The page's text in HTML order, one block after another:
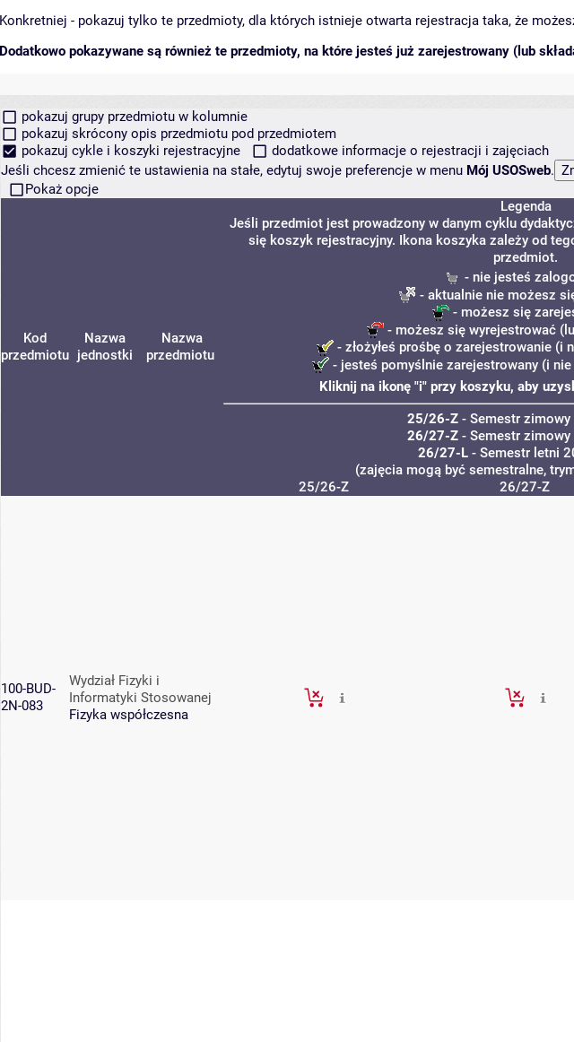
Konkretniej - pokazuj tylko te przedmioty, dla których istnieje otwarta rejestracja taka, że
Dodatkowo pokazywane są również te przedmioty, na które jesteś już zarejestrowany (lub
pokazuj grupy przedmiotu w kolumnie
pokazuj skrócony opis przedmiotu pod przedmiotem
pokazuj cykle i koszyki rejestracyjne
dodatkowe informacje o rejestracji i zajęciach
Jeśli chcesz zmienić te ustawienia na stałe, edytuj swoje preferencje w menu Mój USOSweb.
Pokaż opcje
Kod
przedmiotu
Nazwa
jednostki
Nazwa
przedmiotu
Legenda
Jeśli przedmiot jest prowadzony w danym cyklu
się koszyk rejestracyjny. Ikona koszyka zależy od
przedmiot.
- nie jesteś
- aktualnie nie możesz
- możesz się
- możesz się wyrejestrować
- złożyłeś prośbę o zarejestrowanie
- jesteś pomyślnie zarejestrowany (i
Kliknij na ikonę "i" przy koszyku, aby
25/26-Z - Semestr
26/27-Z - Semestr
26/27-L - Semestr letni
(zajęcia mogą być semestralne,
25/26-Z 26/27-Z
100-BUD-
2N-083
Wydział Fizyki i
Informatyki Stosowanej
Fizyka współczesna